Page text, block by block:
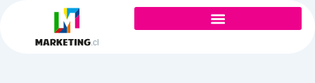
contenido